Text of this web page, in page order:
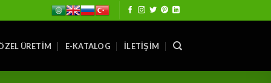
ÜRETIM E-KATALOG İLETIŞIM